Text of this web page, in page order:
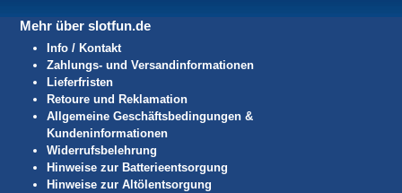
Mehr über slotfun.de
Info / Kontakt
Zahlungs- und Versandinformationen
Lieferfristen
Retoure und Reklamation
Allgemeine Geschäftsbedingungen &
Kundeninformationen
Widerrufsbelehrung
Hinweise zur Batterieentsorgung
Hinweise zur Altölentsorgung